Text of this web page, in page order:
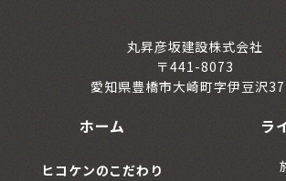
丸昇彦坂建設株式会社
〒441-8073
愛知県豊橋市大崎町字伊豆沢
ホーム
ヒコケンのこだわり
ラ